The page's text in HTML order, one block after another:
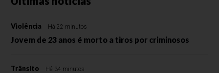
Violência Há 22 minutos
Jovem de 23 anos é morto a tiros por criminosos
Trânsito Há 34 minutos